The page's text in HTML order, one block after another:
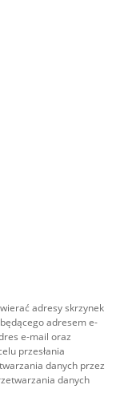
adresy skrzynek
adresem e-
e-mail oraz
przesłania
danych przez
danych